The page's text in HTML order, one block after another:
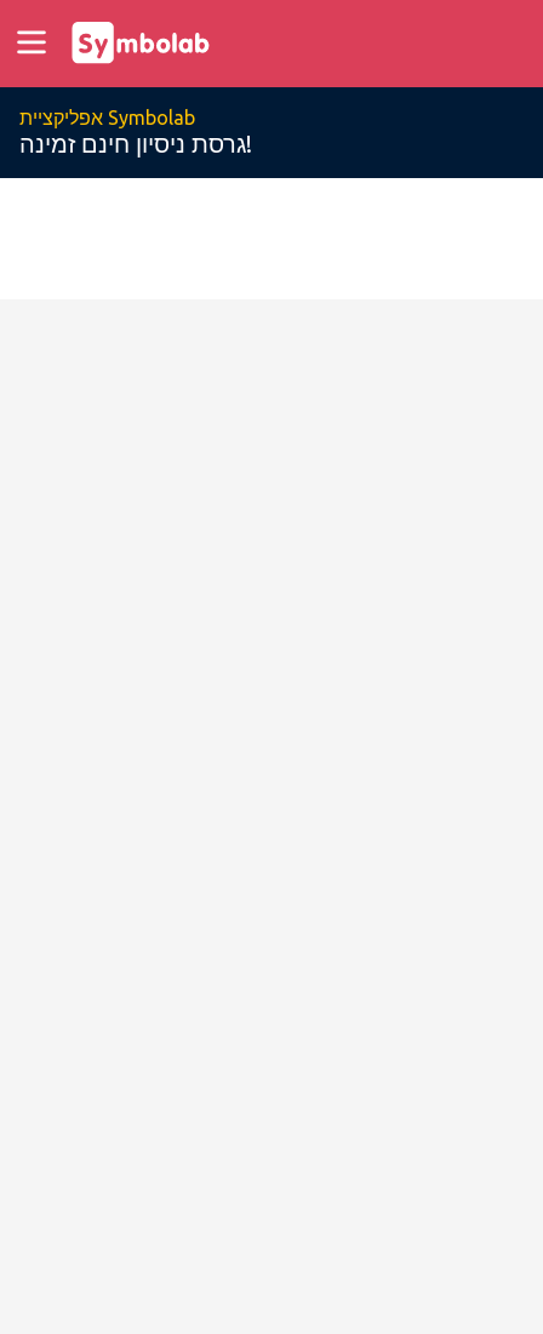
אפליקציית Symbolab
גרסת ניסיון חינם זמינה!